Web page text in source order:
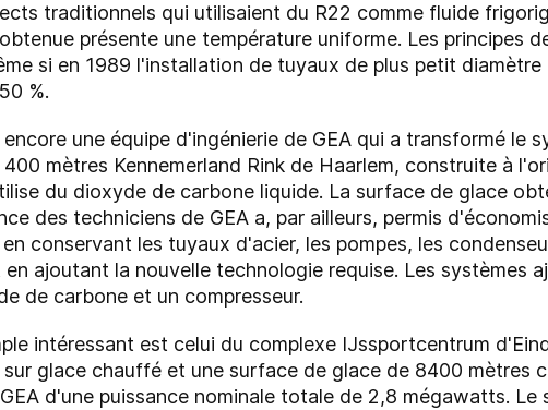
traditionnels qui utilisaient du R22 comme fluide
présente une température uniforme. Les principes
si en 1989 l'installation de tuyaux de plus petit
%.
une équipe d'ingénierie de GEA qui a transformé le
mètres Kennemerland Rink de Haarlem, construite à
du dioxyde de carbone liquide. La surface de glace
des techniciens de GEA a, par ailleurs, permis
conservant les tuyaux d'acier, les pompes, les
ajoutant la nouvelle technologie requise. Les systèmes
de carbone et un compresseur.
intéressant est celui du complexe IJssportcentrum
glace chauffé et une surface de glace de 8400 mètres
d'une puissance nominale totale de 2,8 mégawatts. Le